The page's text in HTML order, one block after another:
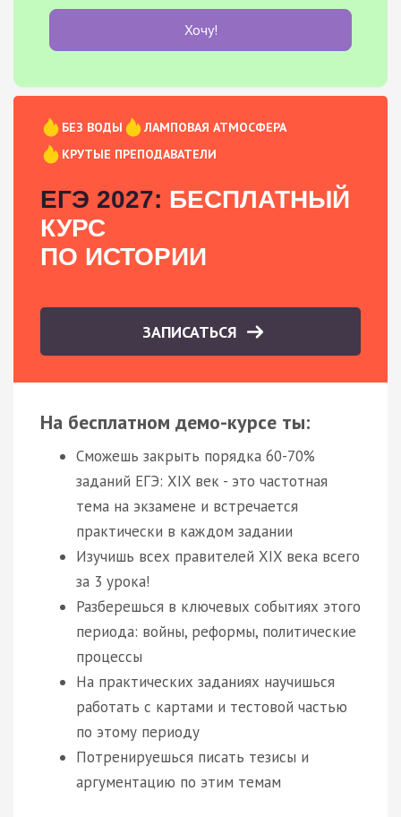
Хочу!
БЕЗ ВОДЫ
ЛАМПОВАЯ АТМОСФЕРА
КРУТЫЕ ПРЕПОДАВАТЕЛИ
ЕГЭ 2027: БЕСПЛАТНЫЙ
КУРС
ПО ИСТОРИИ
ЗАПИСАТЬСЯ
На бесплатном демо-курсе ты:
Сможешь закрыть порядка 60-70%
заданий ЕГЭ: XIX век - это частотная
тема на экзамене и встречается
практически в каждом задании
Изучишь всех правителей XIX века всего
за 3 урока!
Разберешься в ключевых событиях этого
периода: войны, реформы, политические
процессы
На практических заданиях научишься
работать с картами и тестовой частью
по этому периоду
Потренируешься писать тезисы и
аргументацию по этим темам